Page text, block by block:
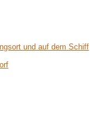
und auf dem Schiff